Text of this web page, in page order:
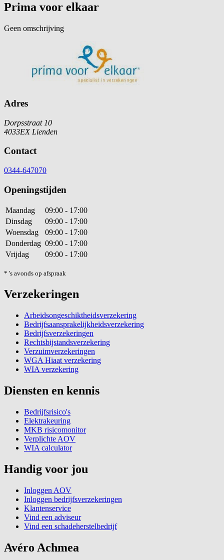
Prima voor elkaar
Geen omschrijving
Adres
Dorpsstraat 10
4033EX Lienden
Contact
0344-647070
Openingstijden
Maandag
09:00 - 17:00
Dinsdag
09:00 - 17:00
Woensdag
09:00 - 17:00
Donderdag 09:00 - 17:00
Vrijdag
09:00 - 17:00
* 's avonds op afspraak
Verzekeringen
Arbeidsongeschiktheidsverzekering
Bedrijfsaansprakelijkheidsverzekering
Bedrijfsverzekeringen
Rechtsbijstandsverzekering
Verzuimverzekeringen
WGA Hiaat verzekering
WIA verzekering
Diensten en kennis
Bedrijfsrisico's
Elektrakeuring
MKB risicomonitor
Verplichte AOV
WIA calculator
Handig voor jou
Inloggen AOV
Inloggen bedrijfsverzekeringen
Klantenservice
Vind een adviseur
Vind een schadeherstelbedrijf
Avéro Achmea